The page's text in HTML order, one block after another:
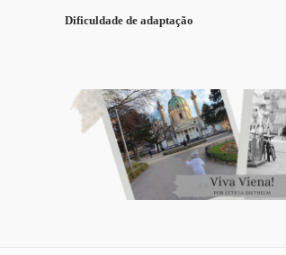
Dificuldade de adaptação